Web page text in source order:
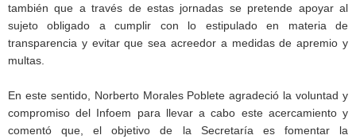
también que a través de estas jornadas se pretende apoyar al
sujeto obligado a cumplir con lo estipulado en materia de
transparencia y evitar que sea acreedor a medidas de apremio y
multas.
En este sentido, Norberto Morales Poblete agradeció la voluntad y
compromiso del Infoem para llevar a cabo este acercamiento y
comentó que, el objetivo de la Secretaría es fomentar la